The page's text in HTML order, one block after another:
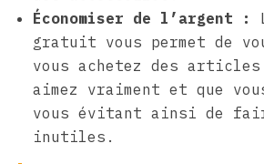
Économiser de l’argent :
gratuit vous permet de
vous achetez des articles
aimez vraiment et que
vous évitant ainsi de
inutiles.